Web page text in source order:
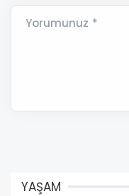
Yorumunuz *
YAŞAM